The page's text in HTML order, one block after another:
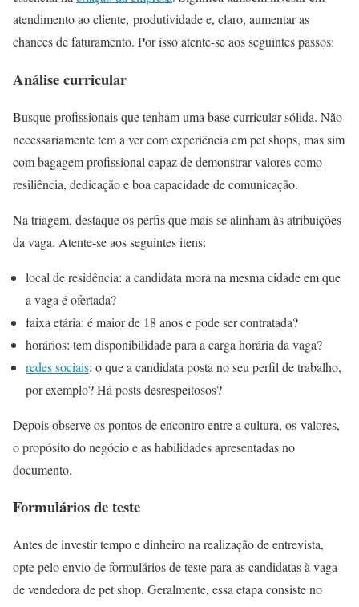
atendimento ao cliente, produtividade e, claro, aumentar as
chances de faturamento. Por isso atente-se aos seguintes passos:
Análise curricular
Busque profissionais que tenham uma base curricular sólida. Não
necessariamente tem a ver com experiência em pet shops, mas sim
com bagagem profissional capaz de demonstrar valores como
resiliência, dedicação e boa capacidade de comunicação.
Na triagem, destaque os perfis que mais se alinham às atribuições
da vaga. Atente-se aos seguintes itens:
local de residência: a candidata mora na mesma cidade em que
a vaga é ofertada?
faixa etária: é maior de 18 anos e pode ser contratada?
horários: tem disponibilidade para a carga horária da vaga?
redes sociais: o que a candidata posta no seu perfil de trabalho,
por exemplo? Há posts desrespeitosos?
Depois observe os pontos de encontro entre a cultura, os valores,
o propósito do negócio e as habilidades apresentadas no
documento.
Formulários de teste
Antes de investir tempo e dinheiro na realização de entrevista,
opte pelo envio de formulários de teste para as candidatas à vaga
de vendedora de pet shop. Geralmente, essa etapa consiste no